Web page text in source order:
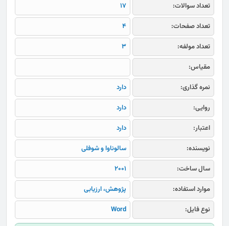
تعداد سوالات:
17
تعداد صفحات:
4
تعداد مولفه:
3
مقیاس:
نمره گذاری:
دارد
روایی:
دارد
اعتبار:
دارد
نویسنده:
سالوناوا و شوفلی
سال ساخت:
2001
موارد استفاده:
پژوهش، ارزیابی
نوع فایل:
Word